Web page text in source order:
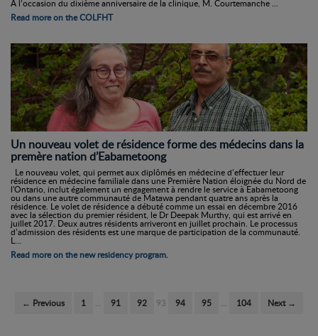
À l’occasion du dixième anniversaire de la clinique, M. Courtemanche ...
Read more on the COLFHT
Un nouveau volet de résidence forme des médecins dans la
premère nation d’Eabametoong
Le nouveau volet, qui permet aux diplômés en médecine d’effectuer leur
résidence en médecine familiale dans une Première Nation éloignée du Nord de
l'Ontario, inclut également un engagement à rendre le service à Eabametoong
ou dans une autre communauté de Matawa pendant quatre ans après la
résidence. Le volet de résidence a débuté comme un essai en décembre 2016
avec la sélection du premier résident, le Dr Deepak Murthy, qui est arrivé en
juillet 2017. Deux autres résidents arriveront en juillet prochain. Le processus
d’admission des résidents est une marque de participation de la communauté.
L...
Read more on the new residency program.
← Previous 1 … 91 92 93 94 95 … 104 Next →